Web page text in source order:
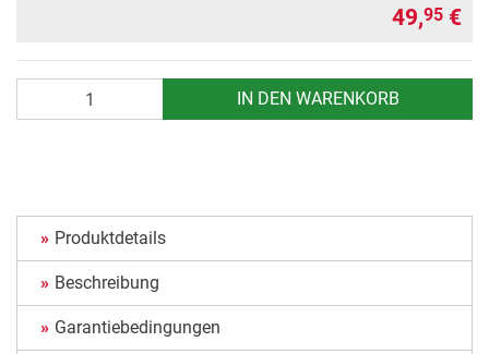
49,95 €
IN DEN WARENKORB
Produktdetails
Beschreibung
Garantiebedingungen